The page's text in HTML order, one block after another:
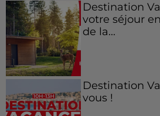
Destination
votre séjour
de la...
Destination
vous !